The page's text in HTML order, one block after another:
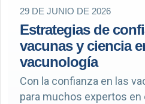
29 DE JUNIO DE 2026
Estrategias de
vacunas y ciencia
vacunología
Con la confianza en las
para muchos expertos